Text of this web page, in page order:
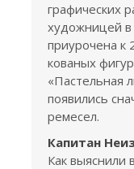
графических
художницей в
приурочена к
кованых
«Пастельная
появились
ремесел.
Капитан
Как выяснили